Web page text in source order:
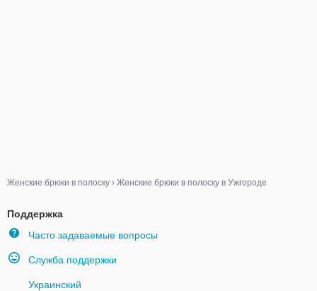
Женские брюки в полоску › Женские брюки в полоску в Ужгороде
Поддержка
Часто задаваемые вопросы
Служба поддержки
Украинский